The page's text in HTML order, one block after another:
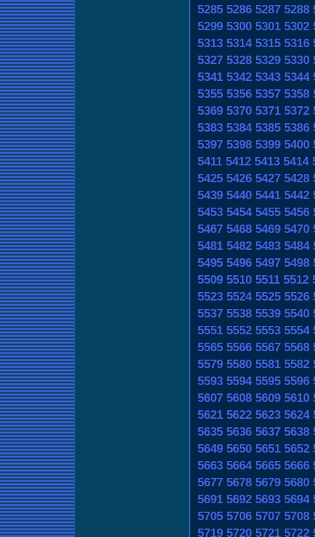
5285 5286 5287 5288
5299 5300 5301 5302
5313 5314 5315 5316
5327 5328 5329 5330
5341 5342 5343 5344
5355 5356 5357 5358
5369 5370 5371 5372
5383 5384 5385 5386
5397 5398 5399 5400
5411 5412 5413 5414
5425 5426 5427 5428
5439 5440 5441 5442
5453 5454 5455 5456
5467 5468 5469 5470
5481 5482 5483 5484
5495 5496 5497 5498
5509 5510 5511 5512
5523 5524 5525 5526
5537 5538 5539 5540
5551 5552 5553 5554
5565 5566 5567 5568
5579 5580 5581 5582
5593 5594 5595 5596
5607 5608 5609 5610
5621 5622 5623 5624
5635 5636 5637 5638
5649 5650 5651 5652
5663 5664 5665 5666
5677 5678 5679 5680
5691 5692 5693 5694
5705 5706 5707 5708
5719 5720 5721 5722